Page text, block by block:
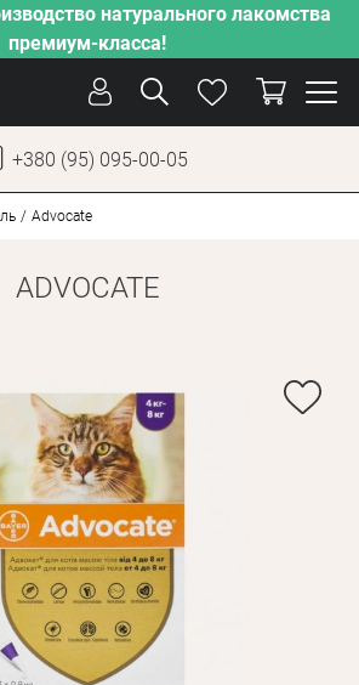
натурального лакомства
премиум-класса!
+380 (95) 095-00-05
СОБАКИ
ПРОИЗВОДСТВО
НОВИНКИ
АКЦИИ
О КОМПАНИИ
БЛОГ
Оплата и доставка
лояльности
Advocate
ADVOCATE